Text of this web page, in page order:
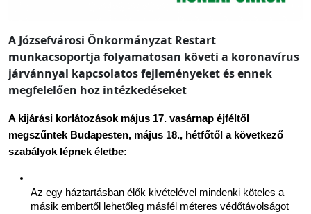
A Józsefvárosi Önkormányzat Restart
munkacsoportja folyamatosan követi a koronavírus
járvánnyal kapcsolatos fejleményeket és ennek
megfelelően hoz intézkedéseket
A kijárási korlátozások május 17. vasárnap éjféltől
megszűntek Budapesten, május 18., hétfőtől a következő
szabályok lépnek életbe:
Az egy háztartásban élők kivételével mindenki köteles a
másik embertől lehetőleg másfél méteres védőtávolságot